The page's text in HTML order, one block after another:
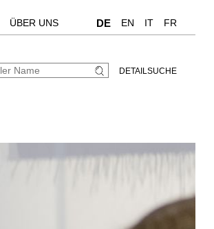
ÜBER UNS DE EN IT FR
DETAILSUCHE